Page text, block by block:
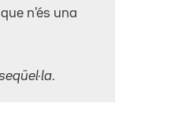
n'és una
.